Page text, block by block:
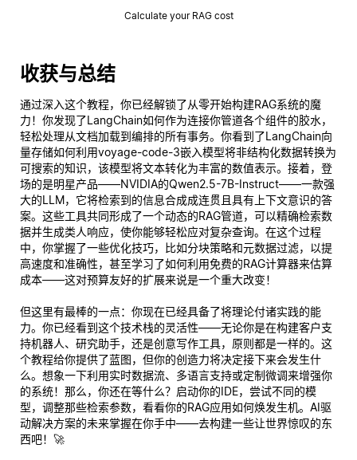
Calculate your RAG cost
收获与总结
通过深入这个教程，你已经解锁了从零开始构建RAG系统的魔
力！你发现了LangChain如何作为连接你管道各个组件的胶水，
轻松处理从文档加载到编排的所有事务。你看到了LangChain向
量存储如何利用voyage-code-3嵌入模型将非结构化数据转换为
可搜索的知识，该模型将文本转化为丰富的数值表示。接着，登
场的是明星产品——NVIDIA的Qwen2.5-7B-Instruct——一款强
大的LLM，它将检索到的信息合成成连贯且具有上下文意识的答
案。这些工具共同形成了一个动态的RAG管道，可以精确检索数
据并生成类人响应，使你能够轻松应对复杂查询。在这个过程
中，你掌握了一些优化技巧，比如分块策略和元数据过滤，以提
高速度和准确性，甚至学习了如何利用免费的RAG计算器来估算
成本——这对预算友好的扩展来说是一个重大改变！
但这里有最棒的一点：你现在已经具备了将理论付诸实践的能
力。你已经看到这个技术栈的灵活性——无论你是在构建客户支
持机器人、研究助手，还是创意写作工具，原则都是一样的。这
个教程给你提供了蓝图，但你的创造力将决定接下来会发生什
么。想象一下利用实时数据流、多语言支持或定制微调来增强你
的系统！那么，你还在等什么？启动你的IDE，尝试不同的模
型，调整那些检索参数，看看你的RAG应用如何焕发生机。AI驱
动解决方案的未来掌握在你手中——去构建一些让世界惊叹的东
西吧！🚀